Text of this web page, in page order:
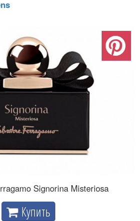
Signorina Misteriosa
Купить